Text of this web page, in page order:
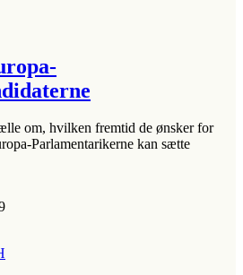
om, hvilken fremtid de ønsker for
Parlamentarikerne kan sætte